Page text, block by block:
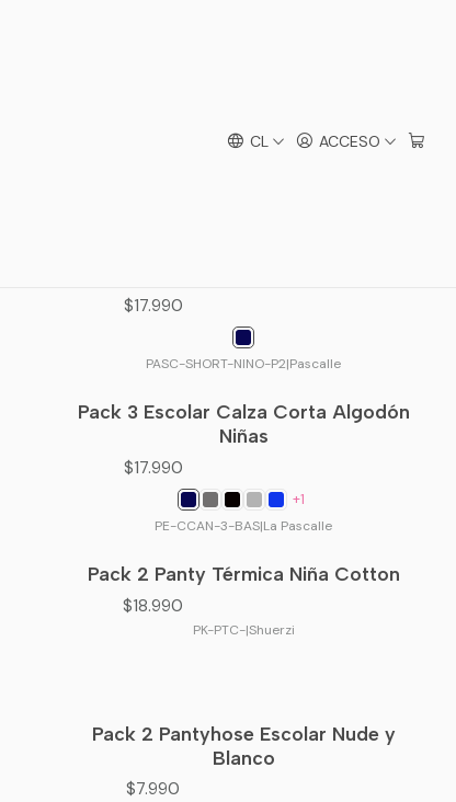
CL ACCESO
$17.990
PASC-SHORT-NINO-P2|Pascalle
Pack 3 Escolar Calza Corta Algodón
Niñas
$17.990
+1
PE-CCAN-3-BAS|La Pascalle
Pack 2 Panty Térmica Niña Cotton
$18.990
PK-PTC-|Shuerzi
Pack 2 Pantyhose Escolar Nude y
Blanco
$7.990